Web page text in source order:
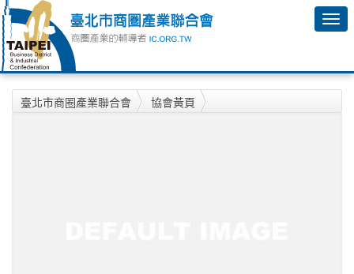
臺北市商圈產業聯合會 協會黃頁